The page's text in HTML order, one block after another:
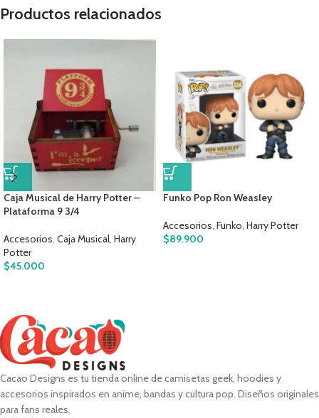
Productos relacionados
Caja Musical de Harry Potter –
Plataforma 9 3/4
Accesorios, Caja Musical, Harry
Potter
$45.000
Funko Pop Ron Weasley
Accesorios, Funko, Harry Potter
$89.900
Cacao Designs es tu tienda online de camisetas geek, hoodies y
accesorios inspirados en anime, bandas y cultura pop. Diseños originales
para fans reales.